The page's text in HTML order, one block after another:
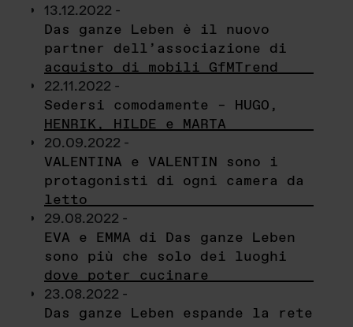
13.12.2022 -
Das ganze Leben è il nuovo
partner dell’associazione di
acquisto di mobili GfMTrend
22.11.2022 -
Sedersi comodamente – HUGO,
HENRIK, HILDE e MARTA
20.09.2022 -
VALENTINA e VALENTIN sono i
protagonisti di ogni camera da
letto
29.08.2022 -
EVA e EMMA di Das ganze Leben
sono più che solo dei luoghi
dove poter cucinare
23.08.2022 -
Das ganze Leben espande la rete